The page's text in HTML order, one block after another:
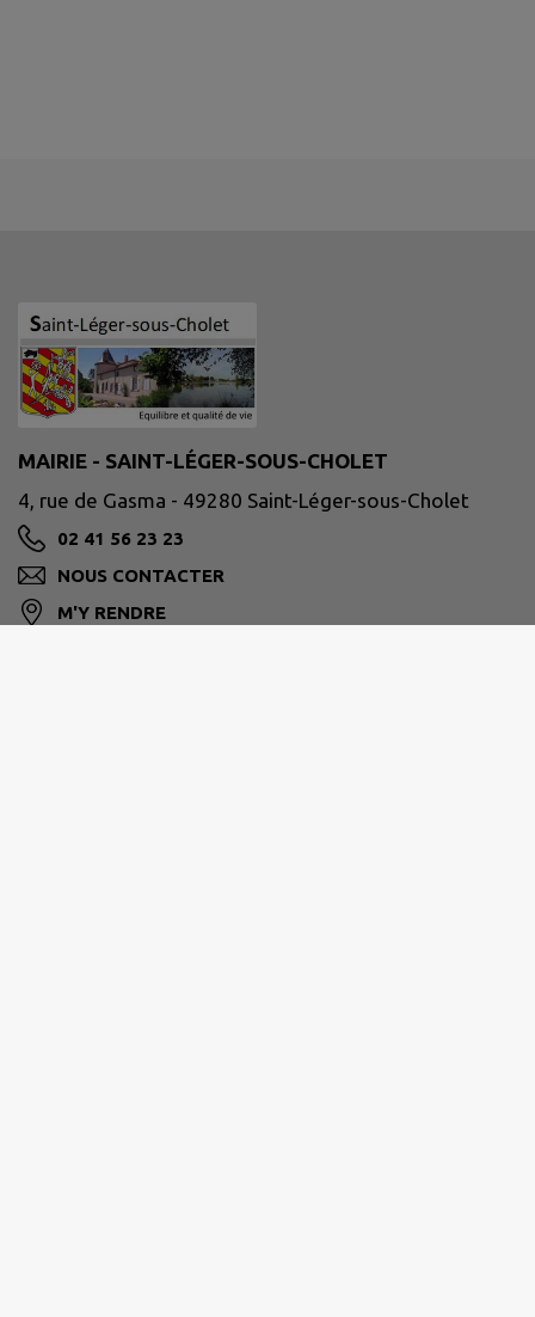
MAIRIE - SAINT-LÉGER-SOUS-CHOLET
4, rue de Gasma - 49280 Saint-Léger-sous-Cholet
02 41 56 23 23
NOUS CONTACTER
M'Y RENDRE